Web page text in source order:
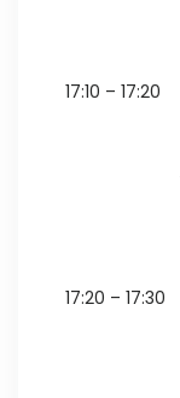
17:10 – 17:20
17:20 – 17:30